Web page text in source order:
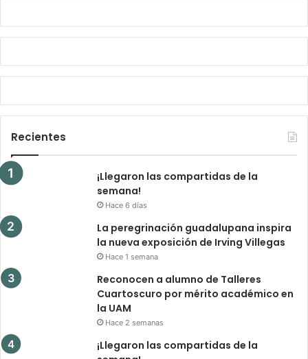
Recientes
¡Llegaron las compartidas de la
semana!
Hace 6 días
La peregrinación guadalupana inspira
la nueva exposición de Irving Villegas
Hace 1 semana
Reconocen a alumno de Talleres
Cuartoscuro por mérito académico en
la UAM
Hace 2 semanas
¡Llegaron las compartidas de la